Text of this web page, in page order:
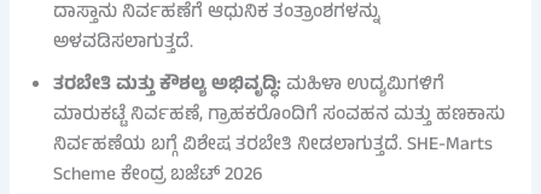
ದಾಸ್ತಾನು ನಿರ್ವಹಣೆಗೆ ಆಧುನಿಕ ತಂತ್ರಾಂಶಗಳನ್ನು
ಅಳವಡಿಸಲಾಗುತ್ತದೆ.
ತರಬೇತಿ ಮತ್ತು ಕೌಶಲ್ಯ ಅಭಿವೃದ್ಧಿ:ಮಹಿಳಾ ಉದ್ಯಮಿಗಳಿಗೆ
ಮಾರುಕಟ್ಟೆ ನಿರ್ವಹಣೆ, ಗ್ರಾಹಕರೊಂದಿಗೆ ಸಂವಹನ ಮತ್ತು ಹಣಕಾಸು
ನಿರ್ವಹಣೆಯ ಬಗ್ಗೆ ವಿಶೇಷ ತರಬೇತಿ ನೀಡಲಾಗುತ್ತದೆ. SHE-Marts
Scheme ಕೇಂದ್ರ ಬಜೆಟ್ 2026